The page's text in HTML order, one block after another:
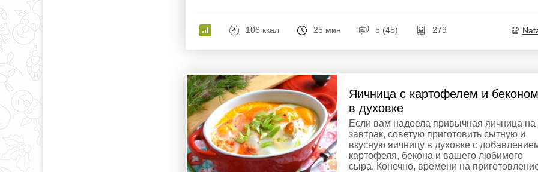
106 ккал 25 мин 5 (45) 279
Яичница с картофелем и беконом
в духовке
Если вам надоела привычная яичница на
завтрак, советую приготовить сытную и
вкусную яичницу в духовке с
картофеля, бекона и вашего любимого
сыра. Конечно, времени на